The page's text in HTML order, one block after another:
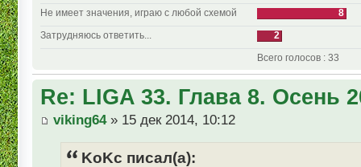
Не имеет значения, играю с любой схемой
8
Затрудняюсь ответить...
2
Всего голосов : 33
Re: LIGA 33. Глава 8. Осень
viking64» 15 дек 2014, 10:12
KoKc писал(а):